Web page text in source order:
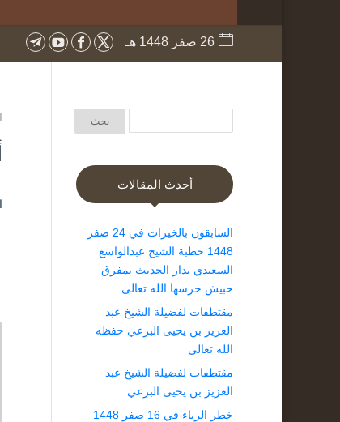
26 صفر 1448 هـ
أحدث المقالات
السابقون بالخيرات في 24 صفر
1448 خطبة الشيخ عبدالواسع
السعيدي بدار الحديث بمفرق
حبيش حرسها الله تعالى
مقتطفات لفضيلة الشيخ عبد
العزيز بن يحيى البرعي حفظه
الله تعالى
مقتطفات لفضيلة الشيخ عبد
العزيز بن يحيى البرعي
خطر الرياء في 16 صفر 1448